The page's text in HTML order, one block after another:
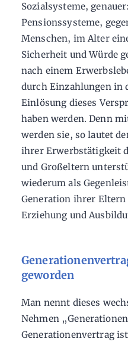
Sozialsysteme,
Pensionssysteme,
Menschen, im Alter
Sicherheit und Würde
nach einem
durch Einzahlungen in
Einlösung dieses
haben werden. Denn
werden sie, so lautet
ihrer Erwerbstätigkeit
und Großeltern
wiederum als
Generation ihrer Eltern
Erziehung und
geworden
Man nennt dieses
Nehmen
Generationenvertrag